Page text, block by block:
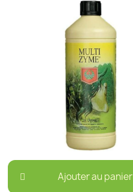
Ajouter au panier